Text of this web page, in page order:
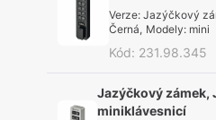
Verze:Jazýčkový
Černá, Modely: mini
Kód: 231.98.345
Jazýčkový zámek,
miniklávesnicí